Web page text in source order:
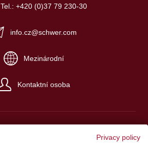
Tel.: +420 (0)37 79 230-30
info.cz@schwer.com
Mezinárodní
Kontaktní osoba
Privacy policy